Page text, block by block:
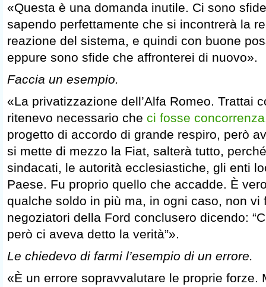
«Questa è una domanda inutile. Ci sono
sapendo perfettamente che si incontrerà la
reazione del sistema, e quindi con buone
eppure sono sfide che affronterei di nuovo».
Faccia un esempio.
«La privatizzazione dell’Alfa Romeo. Trattai
ritenevo necessario che ci fosse concorrenza
progetto di accordo di grande respiro, però
si mette di mezzo la Fiat, salterà tutto,
sindacati, le autorità ecclesiastiche, gli enti
Paese. Fu proprio quello che accadde. È
qualche soldo in più ma, in ogni caso, non vi
negoziatori della Ford conclusero dicendo:
però ci aveva detto la verità”».
Le chiedevo di farmi l’esempio di un errore.
«È un errore sopravvalutare le proprie forze.